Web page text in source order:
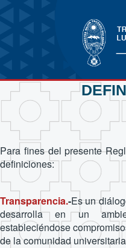
Para fines del presente
definiciones:
Transparencia.-Es un
desarrolla en un
estableciéndose
de la comunidad